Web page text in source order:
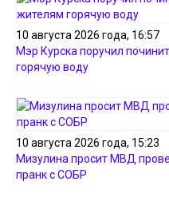
10 августа 2026 года, 16:57
Мэр Курска поручил
горячую воду
10 августа 2026 года, 15:23
Мизулина просит МВД
пранк с СОБР